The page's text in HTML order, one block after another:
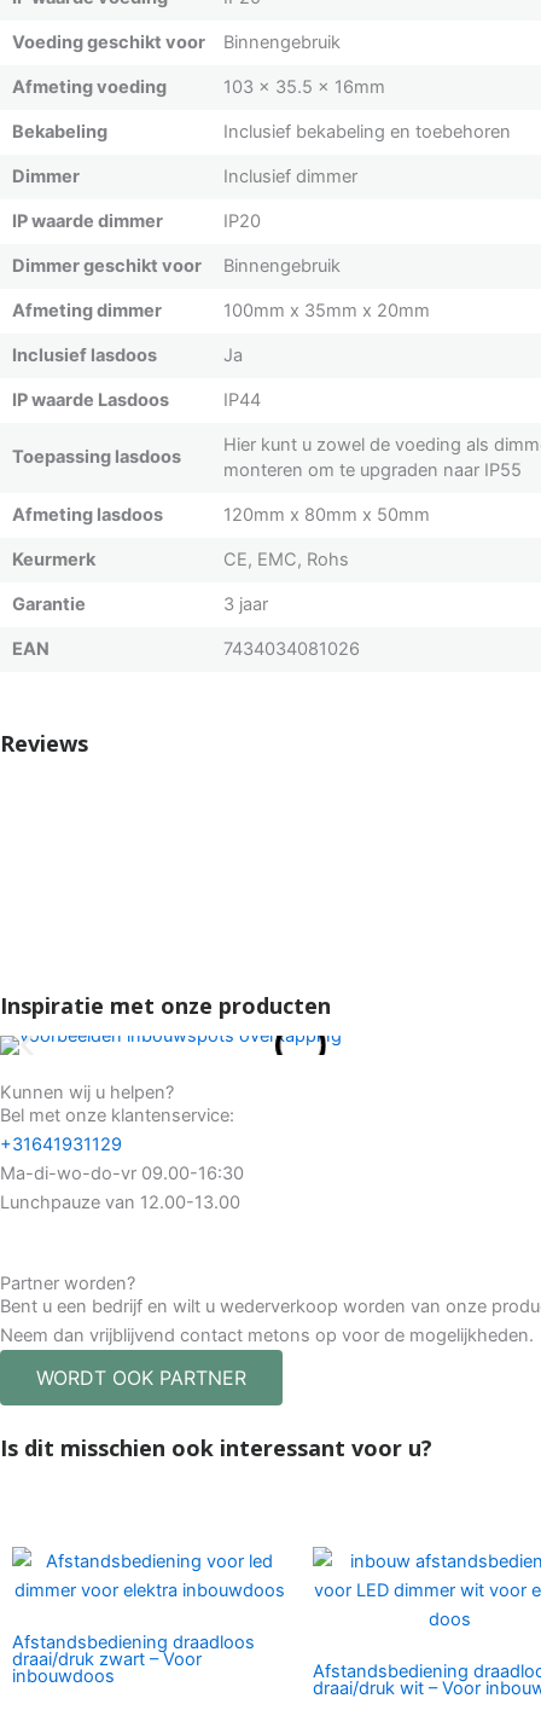
Voeding geschikt voor Binnengebruik
Afmeting voeding 103 x 35.5 x 16mm
Bekabeling Inclusief bekabeling en toebehoren
Dimmer Inclusief dimmer
IP waarde dimmer IP20
Dimmer geschikt voor Binnengebruik
Afmeting dimmer 100mm x 35mm x 20mm
Inclusief lasdoos Ja
IP waarde Lasdoos IP44
Toepassing lasdoos
Hier kunt u zowel de voeding als
monteren om te upgraden naar IP55
Afmeting lasdoos 120mm x 80mm x 50mm
Keurmerk CE, EMC, Rohs
Garantie 3 jaar
EAN 7434034081026
Reviews
Inspiratie met onze producten
Kunnen wij u helpen?
Bel met onze klantenservice:
+31641931129
Ma-di-wo-do-vr 09.00-16:30
Lunchpauze van 12.00-13.00
Partner worden?
Bent u een bedrijf en wilt u wederverkoop worden van onze
Neem dan vrijblijvend contact metons op voor de mogelijkheden.
WORDT OOK PARTNER
Is dit misschien ook interessant voor u?
Afstandsbediening draadloos
draai/druk zwart – Voor
inbouwdoos Afstandsbediening
draai/druk wit – Voor